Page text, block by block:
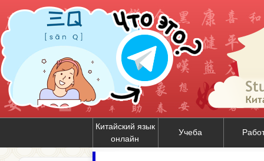
Китайский язык
онлайн
Учеба